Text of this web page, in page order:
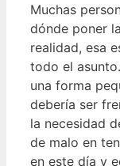
Muchas
dónde poner
realidad, esa
todo el
una forma
debería ser
la necesidad
de malo en
en este día y